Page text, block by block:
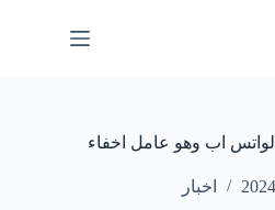
اب وهو عامل اخفاء
اخبار